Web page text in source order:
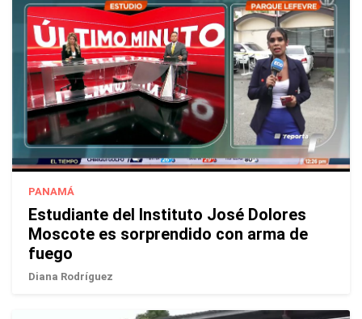
PANAMÁ
Estudiante del Instituto José Dolores
Moscote es sorprendido con arma de
fuego
Diana Rodríguez